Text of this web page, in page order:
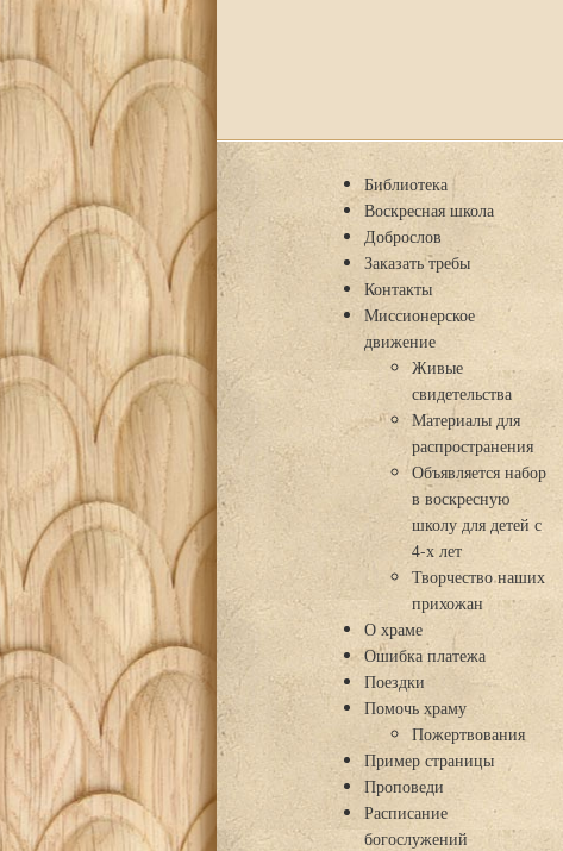
Библиотека
Воскресная школа
Доброслов
Заказать требы
Контакты
Миссионерское
движение
Живые
свидетельства
Материалы для
распространения
Объявляется набор
в воскресную
школу для детей с
4-х лет
Творчество наших
прихожан
О храме
Ошибка платежа
Поездки
Помочь храму
Пожертвования
Пример страницы
Проповеди
Расписание
богослужений